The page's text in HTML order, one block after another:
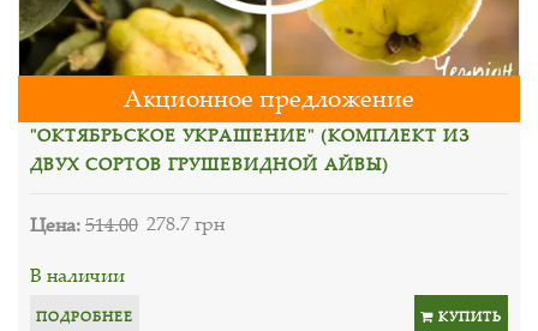
Акционное предложение
"ОКТЯБРЬСКОЕ УКРАШЕНИЕ" (КОМПЛЕКТ ИЗ
ДВУХ СОРТОВ ГРУШЕВИДНОЙ АЙВЫ)
Цена:514.00 278.7 грн
В наличии
ПОДРОБНЕЕ КУПИТЬ